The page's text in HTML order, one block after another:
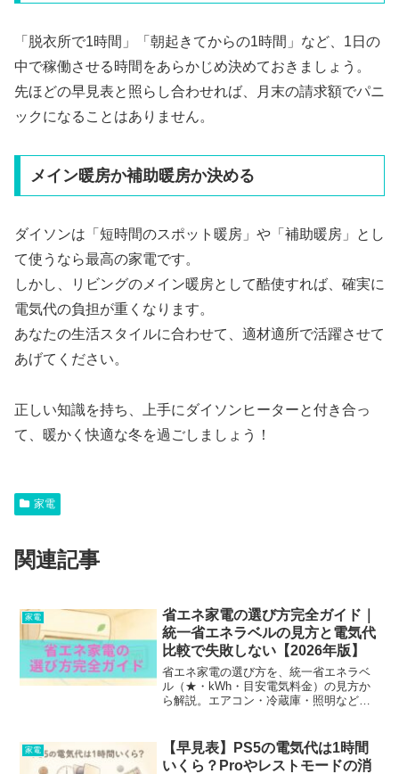
「脱衣所で1時間」「朝起きてからの1時間」など、1日の
中で稼働させる時間をあらかじめ決めておきましょう。
先ほどの早見表と照らし合わせれば、月末の請求額でパニ
ックになることはありません。
メイン暖房か補助暖房か決める
ダイソンは「短時間のスポット暖房」や「補助暖房」とし
て使うなら最高の家電です。
しかし、リビングのメイン暖房として酷使すれば、確実に
電気代の負担が重くなります。
あなたの生活スタイルに合わせて、適材適所で活躍させて
あげてください。
正しい知識を持ち、上手にダイソンヒーターと付き合っ
て、暖かく快適な冬を過ごしましょう！
家電
関連記事
家電
省エネ家電の選び方完全ガイド｜
統一省エネラベルの見方と電気代
比較で失敗しない【2026年版】
省エネ家電の選び方を、統一省エネラベ
ル（★・kWh・目安電気料金）の見方か
ら解説。エアコン・冷蔵庫・照明など主
家電
【早見表】PS5の電気代は1時間
いくら？Proやレストモードの消